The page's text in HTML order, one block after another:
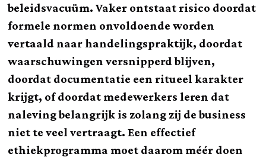
beleidsvacuüm. Vaker ontstaat risico doordat
formele normen onvoldoende worden
vertaald naar handelingspraktijk, doordat
waarschuwingen versnipperd blijven,
doordat documentatie een ritueel karakter
krijgt, of doordat medewerkers leren dat
naleving belangrijk is zolang zij de business
niet te veel vertraagt. Een effectief
ethiekprogramma moet daarom méér doen